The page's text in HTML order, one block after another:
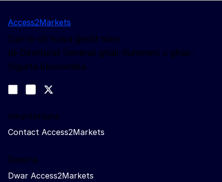
Access2Markets
Dan is-sit huwa ġestit minn:
Id-Direttorat Ġenerali għall-Kummerċ u għas-
Sigurtà Ekonomika
Join us on LinkedIn
Trade-Off podcast
Ikkuntattjana
Contact Access2Markets
Dwarna
Dwar Access2Markets